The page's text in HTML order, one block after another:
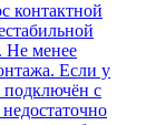
контактной
Не менее
Если у
подключён с